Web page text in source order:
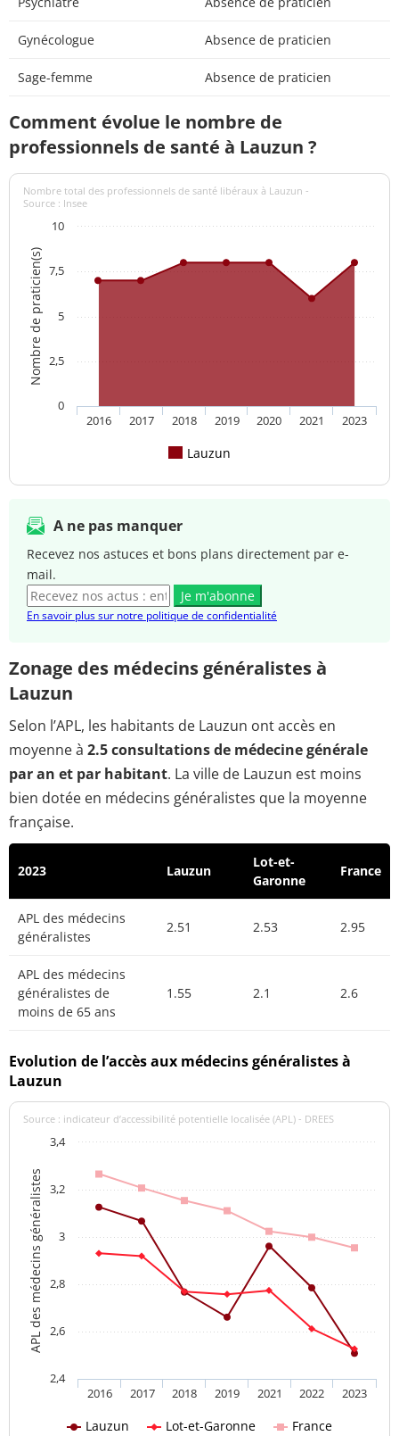
Gynécologue Absence de praticien
Sage-femme Absence de praticien
Comment évolue le nombre de
professionnels de santé à Lauzun ?
Nombre de praticien(s)
Nombre total des professionnels de santé libéraux à Lauzun -
Source : Insee
Lauzun
2016 2017 2018 2019 2020 2021 2023
0
2,5
5
7,5
10
A ne pas manquer
Recevez nos astuces et bons plans directement par e-
mail.
Je m'abonne
En savoir plus sur notre politique de confidentialité
Zonage des médecins généralistes à
Lauzun
Selon l’APL, les habitants de Lauzun ont accès en
moyenne à 2.5 consultations de médecine générale
par an et par habitant. La ville de Lauzun est moins
bien dotée en médecins généralistes que la moyenne
française.
2023 Lauzun
Lot-et-
Garonne
France
APL des médecins
généralistes
2.51 2.53 2.95
APL des médecins
généralistes de
moins de 65 ans
1.55 2.1 2.6
Evolution de l’accès aux médecins généralistes à
Lauzun
APL des médecins généralistes
Source : indicateur d’accessibilité potentielle localisée (APL) - DREES
Lauzun Lot-et-Garonne France
2016 2017 2018 2019 2021 2022 2023
2,4
2,6
2,8
3
3,2
3,4